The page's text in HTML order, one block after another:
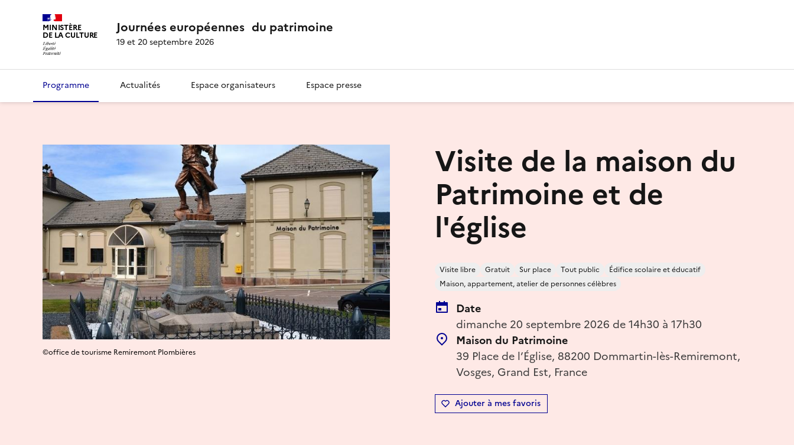
MINISTÈRE
DE LA CULTURE Journées européennes du patrimoine
19 et 20 septembre 2026
Programme Actualités Espace organisateurs Espace presse
Visite de la maison du
Patrimoine et de
l'église
Visite libre Gratuit Sur place Tout public
Édifice scolaire et éducatif
Maison, appartement, atelier de personnes célèbres
Date
dimanche 20 septembre 2026 de 14h30 à 17h30
Maison du Patrimoine
39 Place de l’Église, 88200 Dommartin-lès-Remiremont,
Vosges, Grand Est, France
Ajouter à mes favoris
©office de tourisme Remiremont Plombières